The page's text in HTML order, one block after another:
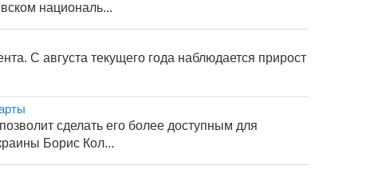
националь...
С августа текущего года наблюдается прирост
сделать его более доступным для
Борис Кол...